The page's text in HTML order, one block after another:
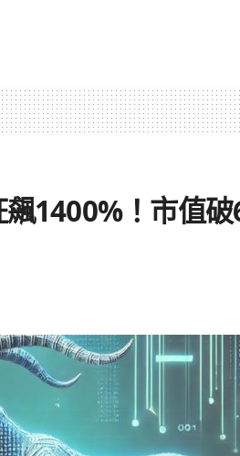
1400%！市值